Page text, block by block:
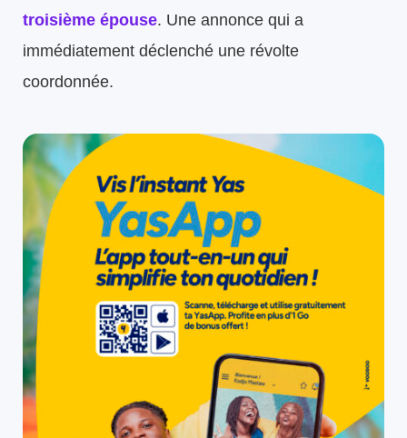
troisième épouse. Une annonce qui a
immédiatement déclenché une révolte
coordonnée.